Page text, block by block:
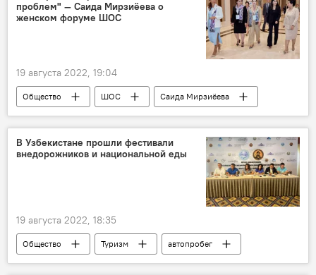
проблем" — Саида Мирзиёева о
женском форуме ШОС
19 августа 2022, 19:04
Общество ШОС
Саида Мирзиёева
форум
В Узбекистане прошли фестивали
внедорожников и национальной еды
19 августа 2022, 18:35
Общество Туризм
автопробег
фестиваль